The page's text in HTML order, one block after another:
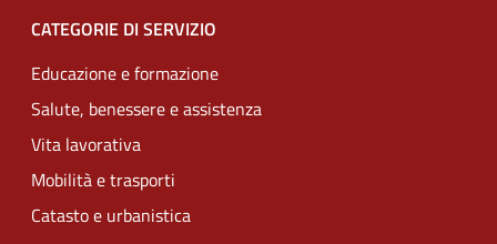
CATEGORIE DI SERVIZIO
Educazione e formazione
Salute, benessere e assistenza
Vita lavorativa
Mobilità e trasporti
Catasto e urbanistica